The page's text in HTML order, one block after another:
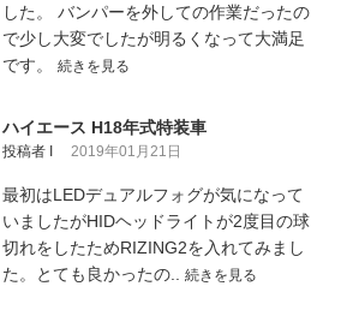
した。 バンパーを外しての作業だったの
で少し大変でしたが明るくなって大満足
です。 続きを見る
ハイエース H18年式特装車
投稿者 I 2019年01月21日
最初はLEDデュアルフォグが気になって
いましたがHIDヘッドライトが2度目の球
切れをしたためRIZING2を入れてみまし
た。とても良かったの.. 続きを見る